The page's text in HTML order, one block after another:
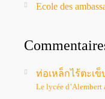
Ecole des
ท่อเหล็กไร้ตะเข็
Le lycée d’Alembert